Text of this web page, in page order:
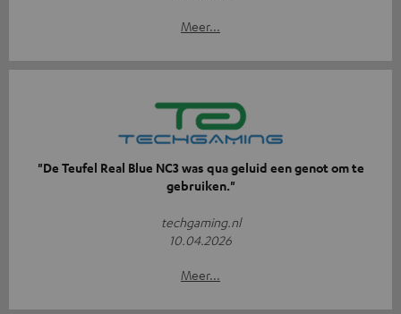
Meer...
"De Teufel Real Blue NC3 was qua geluid een genot om te
gebruiken."
techgaming.nl
10.04.2026
Meer...